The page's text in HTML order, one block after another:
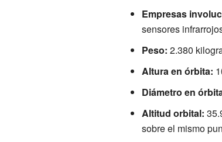
Empresas
sensores
Peso: 2.380
Altura en órbita:
Diámetro en
Altitud orbital:
sobre el mismo